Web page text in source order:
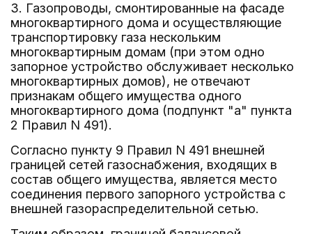
3. Газопроводы, смонтированные на фасаде
многоквартирного дома и осуществляющие
транспортировку газа нескольким
многоквартирным домам (при этом одно
запорное устройство обслуживает несколько
многоквартирных домов), не отвечают
признакам общего имущества одного
многоквартирного дома (подпункт "а" пункта
2 Правил N 491).
Согласно пункту 9 Правил N 491 внешней
границей сетей газоснабжения, входящих в
состав общего имущества, является место
соединения первого запорного устройства с
внешней газораспределительной сетью.